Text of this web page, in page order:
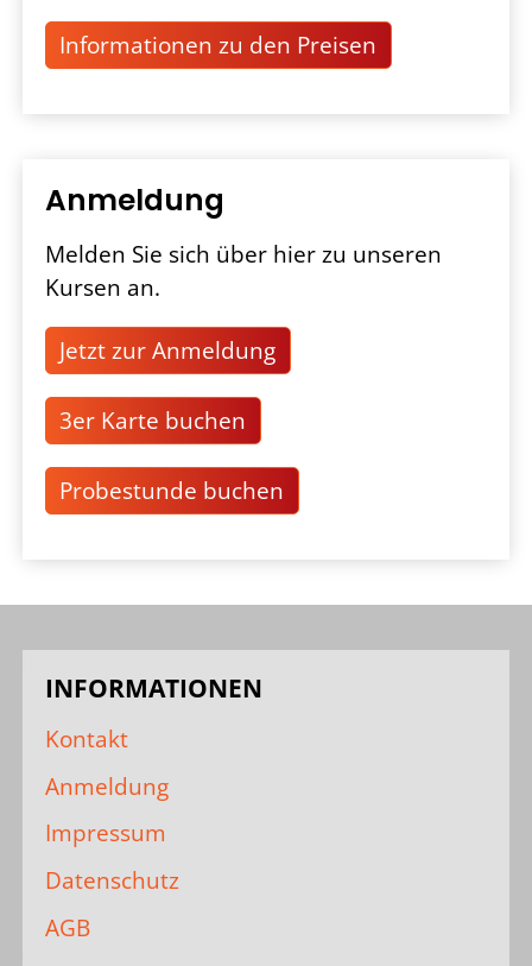
Informationen zu den Preisen
Anmeldung
Melden Sie sich über hier zu unseren
Kursen an.
Jetzt zur Anmeldung
3er Karte buchen
Probestunde buchen
INFORMATIONEN
Kontakt
Anmeldung
Impressum
Datenschutz
AGB